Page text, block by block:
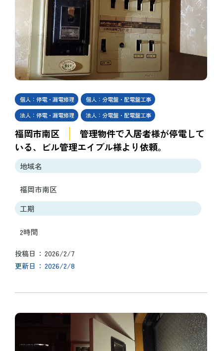
個人：停電・漏電修理
個人：分電盤・配電盤工事
法人：停電・漏電修理
法人：分電盤・配電盤工事
福岡市南区
管理物件で入居者様が停電して
いる、ビル管理エイブル様より依頼。
地域名
福岡市南区
工期
2時間
投稿日 2026/2/7
更新日 2026/2/8